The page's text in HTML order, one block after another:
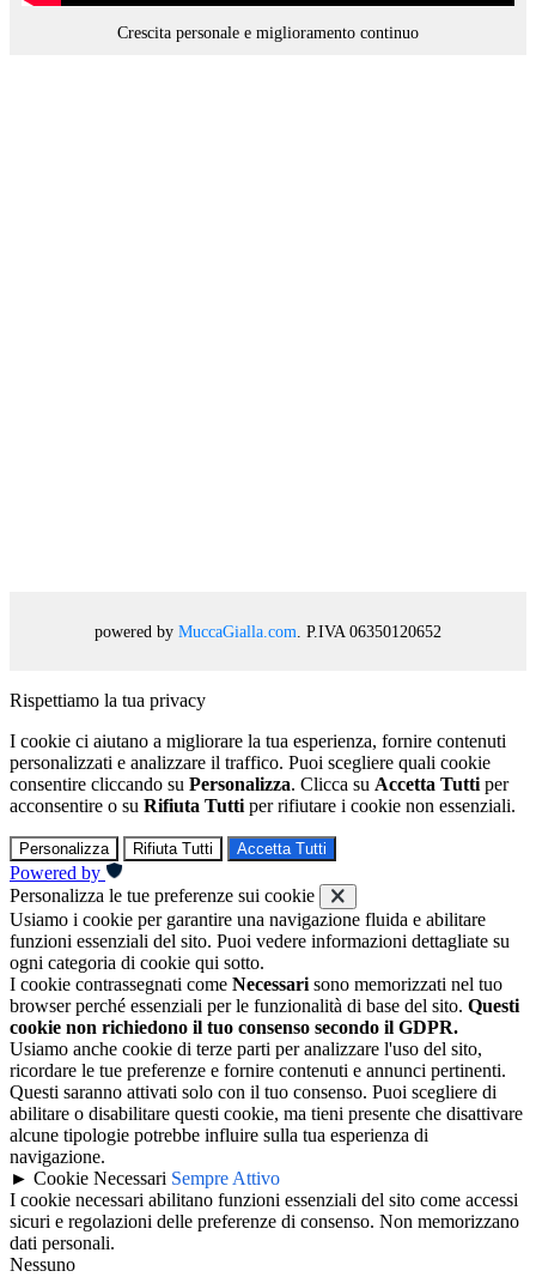
Crescita personale e miglioramento continuo
powered by MuccaGialla.com . P.IVA 06350120652
Rispettiamo la tua privacy
I cookie ci aiutano a migliorare la tua esperienza, fornire contenuti
personalizzati e analizzare il traffico. Puoi scegliere quali cookie
consentire cliccando su Personalizza. Clicca su Accetta Tutti per
acconsentire o su Rifiuta Tutti per rifiutare i cookie non essenziali.
Personalizza Rifiuta Tutti Accetta Tutti
Powered by
Personalizza le tue preferenze sui cookie
Usiamo i cookie per garantire una navigazione fluida e abilitare
funzioni essenziali del sito. Puoi vedere informazioni dettagliate su
ogni categoria di cookie qui sotto.
I cookie contrassegnati come Necessari sono memorizzati nel tuo
browser perché essenziali per le funzionalità di base del sito. Questi
cookie non richiedono il tuo consenso secondo il GDPR.
Usiamo anche cookie di terze parti per analizzare l'uso del sito,
ricordare le tue preferenze e fornire contenuti e annunci pertinenti.
Questi saranno attivati solo con il tuo consenso. Puoi scegliere di
abilitare o disabilitare questi cookie, ma tieni presente che disattivare
alcune tipologie potrebbe influire sulla tua esperienza di
navigazione.
► Cookie Necessari Sempre Attivo
I cookie necessari abilitano funzioni essenziali del sito come accessi
sicuri e regolazioni delle preferenze di consenso. Non memorizzano
dati personali.
Nessuno